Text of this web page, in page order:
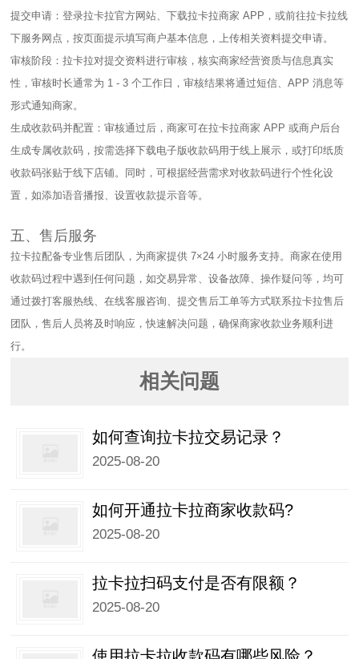
提交申请：登录拉卡拉官方网站、下载拉卡拉商家 APP，或前往拉卡拉线
下服务网点，按页面提示填写商户基本信息，上传相关资料提交申请。​
审核阶段：拉卡拉对提交资料进行审核，核实商家经营资质与信息真实
性，审核时长通常为 1 - 3 个工作日，审核结果将通过短信、APP 消息等
形式通知商家。​
生成收款码并配置：审核通过后，商家可在拉卡拉商家 APP 或商户后台
生成专属收款码，按需选择下载电子版收款码用于线上展示，或打印纸质
收款码张贴于线下店铺。同时，可根据经营需求对收款码进行个性化设
置，如添加语音播报、设置收款提示音等。​
五、售后服务​
拉卡拉配备专业售后团队，为商家提供 7×24 小时服务支持。商家在使用
收款码过程中遇到任何问题，如交易异常、设备故障、操作疑问等，均可
通过拨打客服热线、在线客服咨询、提交售后工单等方式联系拉卡拉售后
团队，售后人员将及时响应，快速解决问题，确保商家收款业务顺利进
行。
相关问题
如何查询拉卡拉交易记录？
2025-08-20
如何开通拉卡拉商家收款码?
2025-08-20
拉卡拉扫码支付是否有限额？
2025-08-20